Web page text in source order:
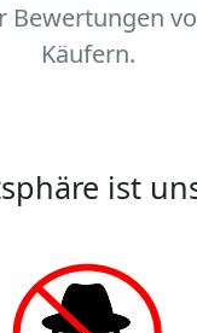
Bewertungen
Käufern.
ist